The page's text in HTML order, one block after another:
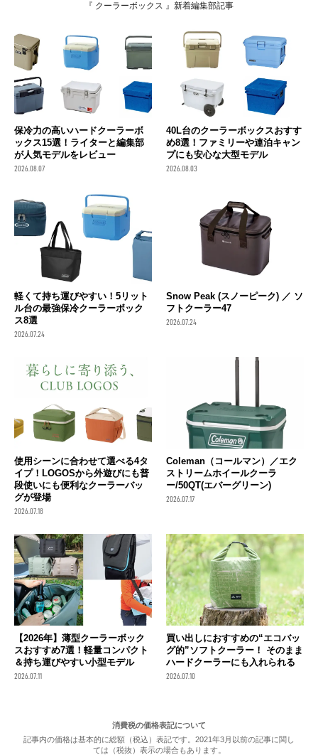
『 クーラーボックス 』新着編集部記事
保冷力の高いハードクーラーボ
ックス15選！ライターと編集部
が人気モデルをレビュー
2026.08.07
40L台のクーラーボックスおすす
め8選！ファミリーや連泊キャン
プにも安心な大型モデル
2026.08.03
軽くて持ち運びやすい！5リット
ル台の最強保冷クーラーボック
ス8選
2026.07.24
Snow Peak (スノーピーク) ／ ソ
フトクーラー47
2026.07.24
使用シーンに合わせて選べる4タ
イプ！LOGOSから外遊びにも普
段使いにも便利なクーラーバッ
グが登場
2026.07.18
Coleman（コールマン）／エク
ストリームホイールクーラ
ー/50QT(エバーグリーン)
2026.07.17
【2026年】薄型クーラーボック
スおすすめ7選！軽量コンパクト
＆持ち運びやすい小型モデル
2026.07.11
買い出しにおすすめの“エコバッ
グ的”ソフトクーラー！ そのまま
ハードクーラーにも入れられる
2026.07.10
消費税の価格表記について
記事内の価格は基本的に総額（税込）表記です。2021年3月以前の記事に関し
ては（税抜）表示の場合もあります。